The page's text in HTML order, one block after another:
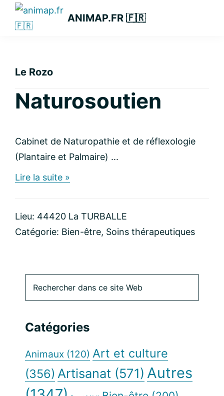
Passer
principale
Passer
Passer
latérale
ANIMAP.FR 🇫🇷
Le Rozo
Naturosoutien
Cabinet de Naturopathie et de réflexologie
(Plantaire et Palmaire) ...
Lire la suite »
Lieu: 44420 La TURBALLE
Catégorie: Bien-être, Soins thérapeutiques
Barre
latérale
principale
dans
Web
Catégories
Animaux (120) Art et culture
(356) Artisanat (571) Autres